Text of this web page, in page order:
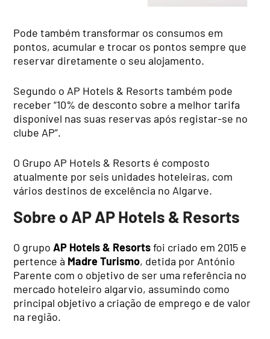
Pode também transformar os consumos em
pontos, acumular e trocar os pontos sempre que
reservar diretamente o seu alojamento.
Segundo o AP Hotels & Resorts também pode
receber “10% de desconto sobre a melhor tarifa
disponível nas suas reservas após registar-se no
clube AP”.
O Grupo AP Hotels & Resorts é composto
atualmente por seis unidades hoteleiras, com
vários destinos de excelência no Algarve.
Sobre o AP AP Hotels & Resorts
O grupoAP Hotels & Resortsfoi criado em 2015 e
pertence à Madre Turismo, detida por António
Parente com o objetivo de ser uma referência no
mercado hoteleiro algarvio, assumindo como
principal objetivo a criação de emprego e de valor
na região.